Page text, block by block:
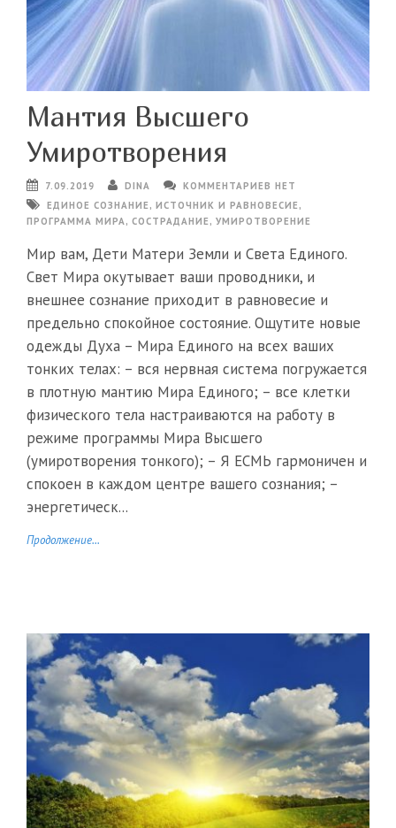
Мантия Высшего
Умиротворения
7.09.2019 DINA
КОММЕНТАРИЕВ НЕТ
ЕДИНОЕ СОЗНАНИЕ, ИСТОЧНИК И РАВНОВЕСИЕ,
ПРОГРАММА МИРА, СОСТРАДАНИЕ, УМИРОТВОРЕНИЕ
Мир вам, Дети Матери Земли и Света Единого.
Свет Мира окутывает ваши проводники, и
внешнее сознание приходит в равновесие и
предельно спокойное состояние. Ощутите новые
одежды Духа – Мира Единого на всех ваших
тонких телах: – вся нервная система погружается
в плотную мантию Мира Единого; – все клетки
физического тела настраиваются на работу в
режиме программы Мира Высшего
(умиротворения тонкого); – Я ЕСМЬ гармоничен и
спокоен в каждом центре вашего сознания; –
энергетическ...
Продолжение...